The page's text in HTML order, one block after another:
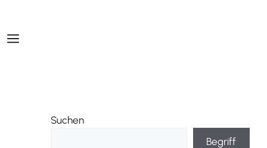
Suchen
Begriff